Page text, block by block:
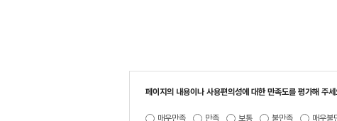
페이지의 내용이나 사용편의성에 대한 만족도를 평가해 주
매우만족 만족 보통 불만족 매우불